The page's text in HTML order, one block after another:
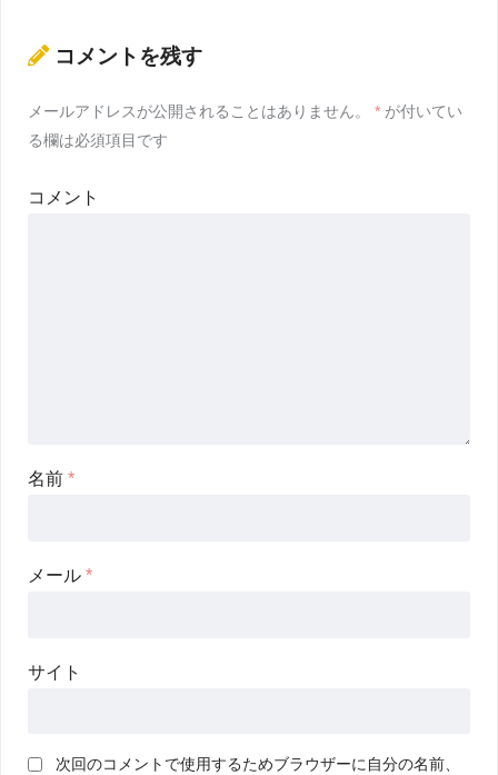
コメントを残す
メールアドレスが公開されることはありません。 * が付いてい
る欄は必須項目です
コメント
名前 *
メール *
サイト
次回のコメントで使用するためブラウザーに自分の名前、